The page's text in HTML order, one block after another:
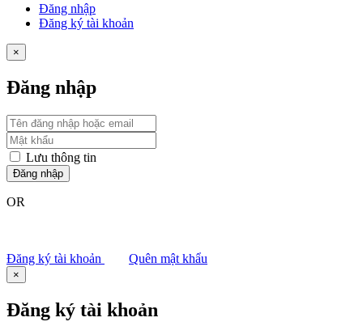
Đăng nhập
Đăng ký tài khoản
×
Đăng nhập
Lưu thông tin
Đăng nhập
OR
Đăng ký tài khoản
Quên mật khẩu
×
Đăng ký tài khoản